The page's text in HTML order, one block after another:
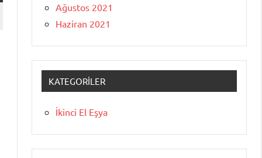
Ağustos 2021
Haziran 2021
KATEGORILER
İkinci El Eşya